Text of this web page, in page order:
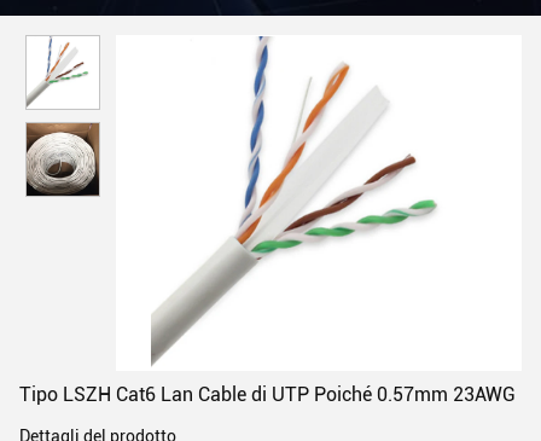
Tipo LSZH Cat6 Lan Cable di UTP Poiché 0.57mm 23AWG
Dettagli del prodotto